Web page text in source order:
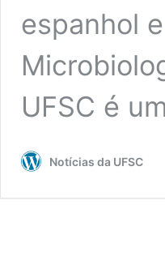
espanhol
UFSC é
Notícias da UFSC